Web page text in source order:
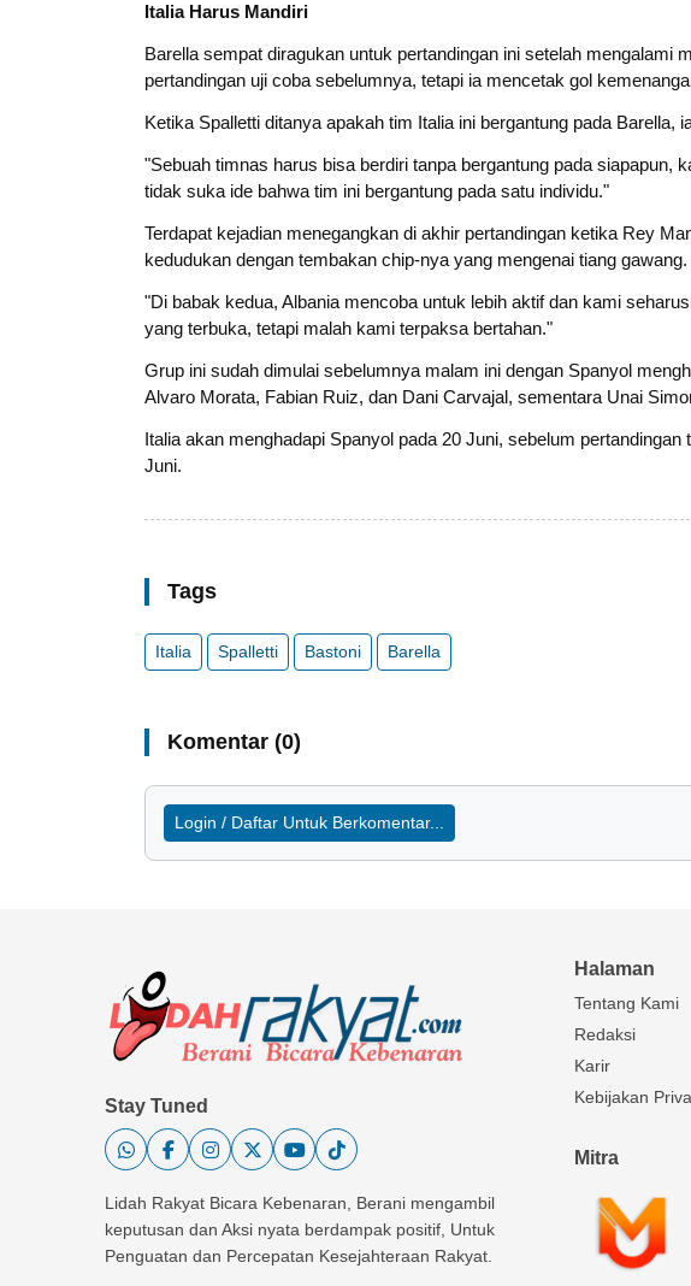
Italia Harus Mandiri
Barella sempat diragukan untuk pertandingan ini setelah mengalami
pertandingan uji coba sebelumnya, tetapi ia mencetak gol
Ketika Spalletti ditanya apakah tim Italia ini bergantung pada Barella,
"Sebuah timnas harus bisa berdiri tanpa bergantung pada siapapun,
tidak suka ide bahwa tim ini bergantung pada satu individu."
Terdapat kejadian menegangkan di akhir pertandingan ketika Rey
kedudukan dengan tembakan chip-nya yang mengenai tiang gawang.
"Di babak kedua, Albania mencoba untuk lebih aktif dan kami
yang terbuka, tetapi malah kami terpaksa bertahan."
Grup ini sudah dimulai sebelumnya malam ini dengan Spanyol
Alvaro Morata, Fabian Ruiz, dan Dani Carvajal, sementara Unai
Italia akan menghadapi Spanyol pada 20 Juni, sebelum
Juni.
Tags
Italia Spalletti Bastoni Barella
Komentar (0)
Login / Daftar Untuk Berkomentar...
Stay Tuned
Lidah Rakyat Bicara Kebenaran, Berani mengambil
keputusan dan Aksi nyata berdampak positif, Untuk
Penguatan dan Percepatan Kesejahteraan Rakyat.
Halaman
Tentang Kami
Redaksi
Karir
Kebijakan
Mitra